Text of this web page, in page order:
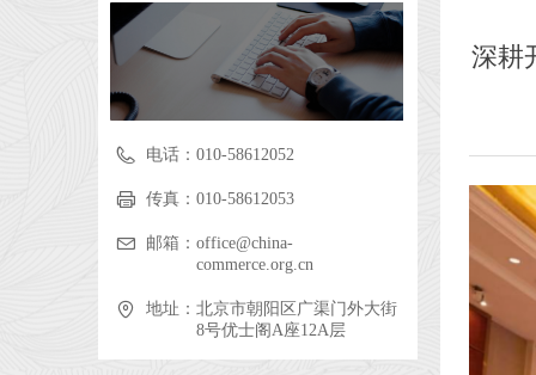
电话： 010-58612052
传真： 010-58612053
邮箱： office@china-
commerce.org.cn
地址： 北京市朝阳区广渠门外大街
8号优士阁A座12A层
深耕